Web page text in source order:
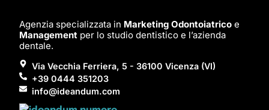
Agenzia specializzata in Marketing Odontoiatrico e
Management per lo studio dentistico e l’azienda
dentale.
Via Vecchia Ferriera, 5 - 36100 Vicenza (VI)
+39 0444 351203
info@ideandum.com